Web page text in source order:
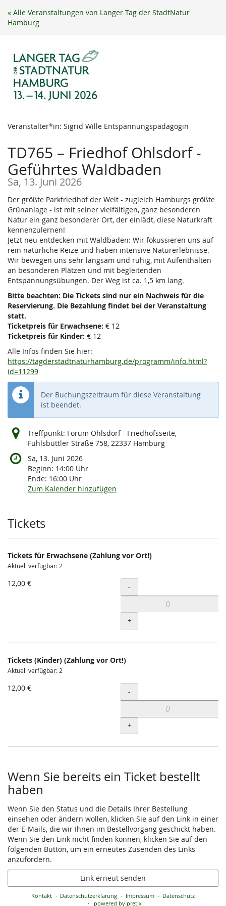
Zum
Haupt-
« Alle Veranstaltungen von Langer Tag der StadtNatur
Hamburg
Veranstalter*in: Sigrid Wille Entspannungspädagogin
TD765 – Friedhof Ohlsdorf -
Geführtes Waldbaden
Sa, 13. Juni 2026
Der größte Parkfriedhof der Welt - zugleich Hamburgs größte
Grünanlage - ist mit seiner vielfältigen, ganz besonderen
Natur ein ganz besonderer Ort, der einlädt, diese Naturkraft
kennenzulernen!
Jetzt neu entdecken mit Waldbaden: Wir fokussieren uns auf
rein natürliche Reize und haben intensive Naturerlebnisse.
Wir bewegen uns sehr langsam und ruhig, mit Aufenthalten
an besonderen Plätzen und mit begleitenden
Entspannungsübungen. Der Weg ist ca. 1,5 km lang.
Bitte beachten: Die Tickets sind nur ein Nachweis für die
Reservierung. Die Bezahlung findet bei der Veranstaltung
statt.
Ticketpreis für Erwachsene: € 12
Ticketpreis für Kinder: € 12
Alle Infos finden Sie hier:
https://tagderstadtnaturhamburg.de/programm/info.html?
id=11299
Der Buchungszeitraum für diese Veranstaltung
ist beendet.
Treffpunkt: Forum Ohlsdorf - Friedhofsseite,
Fuhlsbüttler Straße 758, 22337 Hamburg
Sa, 13. Juni 2026
Beginn: 14:00 Uhr
Ende: 16:00 Uhr
Zum Kalender hinzufügen
Produkte
Tickets
Tickets für Erwachsene (Zahlung vor Ort!)
Aktuell verfügbar: 2
12,00 € Menge
-
+
Tickets (Kinder) (Zahlung vor Ort!)
Aktuell verfügbar: 2
12,00 € Menge
-
+
Wenn Sie bereits ein Ticket bestellt
haben
Wenn Sie den Status und die Details Ihrer Bestellung
einsehen oder ändern wollen, klicken Sie auf den Link in einer
der E-Mails, die wir Ihnen im Bestellvorgang geschickt haben.
Wenn Sie den Link nicht finden können, klicken Sie auf den
folgenden Button, um ein erneutes Zusenden des Links
anzufordern.
Link erneut senden
Kontakt Datenschutzerklärung Impressum
Datenschutz
powered by pretix